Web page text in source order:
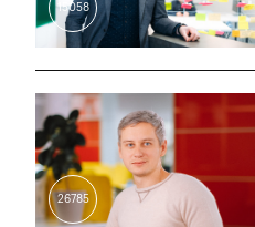
15058
26785